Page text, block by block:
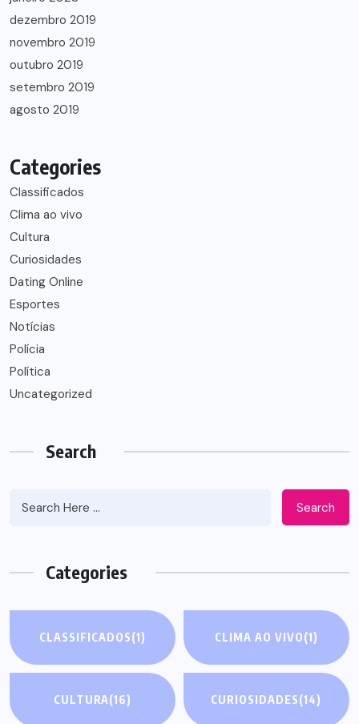
dezembro 2019
novembro 2019
outubro 2019
setembro 2019
agosto 2019
Categories
Classificados
Clima ao vivo
Cultura
Curiosidades
Dating Online
Esportes
Notícias
Polícia
Política
Uncategorized
Search
Search
Categories
CLASSIFICADOS(1) CLIMA AO VIVO(1)
CULTURA(16) CURIOSIDADES(14)